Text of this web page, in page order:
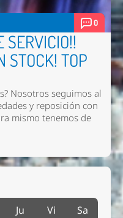
0
SERVICIO!!
TOP
Nosotros seguimos al
y reposición con
mismo tenemos de
Ju Vi
Sa